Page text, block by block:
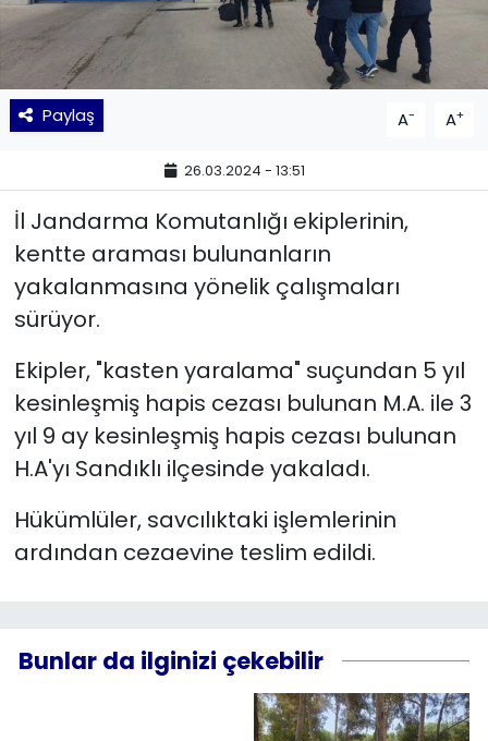
Paylaş A- A+
26.03.2024 - 13:51
İl Jandarma Komutanlığı ekiplerinin,
kentte araması bulunanların
yakalanmasına yönelik çalışmaları
sürüyor.
Ekipler, "kasten yaralama" suçundan 5 yıl
kesinleşmiş hapis cezası bulunan M.A. ile 3
yıl 9 ay kesinleşmiş hapis cezası bulunan
H.A'yı Sandıklı ilçesinde yakaladı.
Hükümlüler, savcılıktaki işlemlerinin
ardından cezaevine teslim edildi.
Bunlar da ilginizi çekebilir
POLİTİKA
SAĞLIK
Siyaset
TEKNOLOJİ
Yaşam
YEREL YÖNETİMLER
Yurt